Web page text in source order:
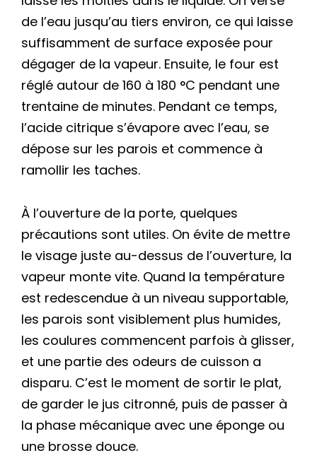
de l’eau jusqu’au tiers environ, ce qui laisse
suffisamment de surface exposée pour
dégager de la vapeur. Ensuite, le four est
réglé autour de 160 à 180 °C pendant une
trentaine de minutes. Pendant ce temps,
l’acide citrique s’évapore avec l’eau, se
dépose sur les parois et commence à
ramollir les taches.
À l’ouverture de la porte, quelques
précautions sont utiles. On évite de mettre
le visage juste au-dessus de l’ouverture, la
vapeur monte vite. Quand la température
est redescendue à un niveau supportable,
les parois sont visiblement plus humides,
les coulures commencent parfois à glisser,
et une partie des odeurs de cuisson a
disparu. C’est le moment de sortir le plat,
de garder le jus citronné, puis de passer à
la phase mécanique avec une éponge ou
une brosse douce.